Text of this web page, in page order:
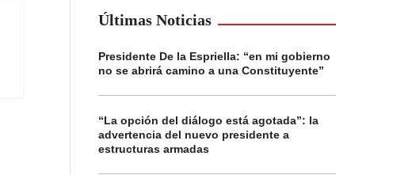
Últimas Noticias
Presidente De la Espriella: “en mi gobierno
no se abrirá camino a una Constituyente”
“La opción del diálogo está agotada”: la
advertencia del nuevo presidente a
estructuras armadas